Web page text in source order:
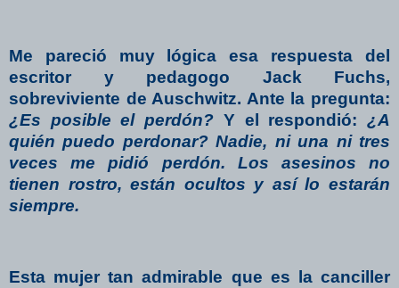
Me pareció muy lógica esa respuesta del
escritor y pedagogo Jack Fuchs,
sobreviviente de Auschwitz. Ante la pregunta:
¿Es posible el perdón? Y el respondió:¿A
quién puedo perdonar? Nadie, ni una ni tres
veces me pidió perdón. Los asesinos no
tienen rostro, están ocultos y así lo estarán
siempre.
Esta mujer tan admirable que es la canciller